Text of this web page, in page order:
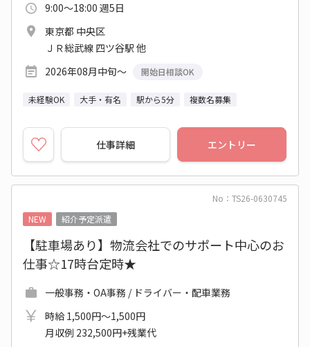
9:00～18:00 週5日
東京都 中央区
ＪＲ総武線 四ツ谷駅 他
2026年08月中旬～
開始日相談OK
未経験OK 大手・有名 駅から5分 複数名募集
仕事詳細 エントリー
No：TS26-0630745
NEW
紹介予定派遣
【駐車場あり】物流会社でのサポート中心のお
仕事☆17時台定時★
一般事務・OA事務 / ドライバー・配車業務
時給 1,500円～1,500円
月収例 232,500円+残業代